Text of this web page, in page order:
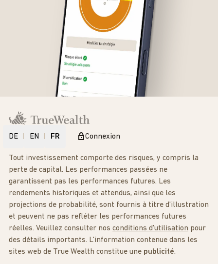
DE EN FR Connexion
Tout investissement comporte des risques, y compris la
perte de capital. Les performances passées ne
garantissent pas les performances futures. Les
rendements historiques et attendus, ainsi que les
projections de probabilité, sont fournis à titre d'illustration
et peuvent ne pas refléter les performances futures
réelles. Veuillez consulter nos conditions d'utilisation pour
des détails importants. L'information contenue dans les
sites web de True Wealth constitue une publicité.